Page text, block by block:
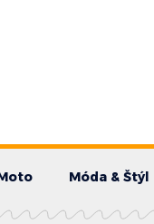
Móda & Štýl